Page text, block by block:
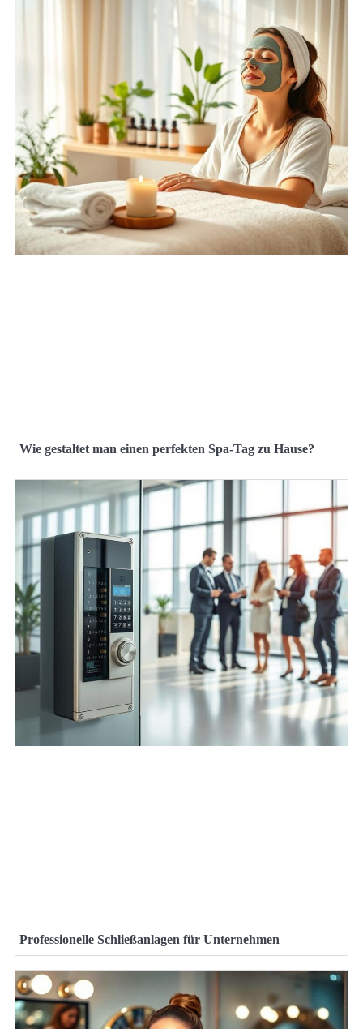
Wie gestaltet man einen perfekten Spa-Tag zu Hause?
Professionelle Schließanlagen für Unternehmen